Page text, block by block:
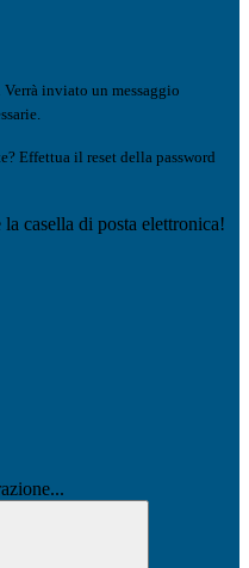
Verrà inviato un messaggio
Effettua il reset della password
casella di posta elettronica!